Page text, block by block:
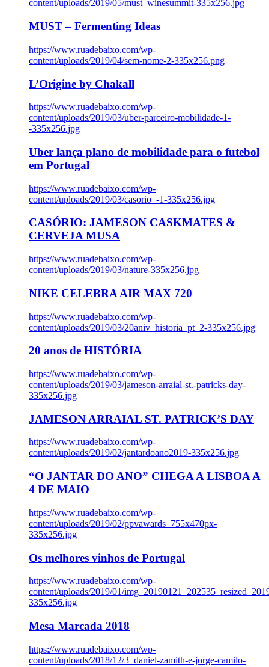
content/uploads/2019/05/must_winesummit-335x256.jpg
MUST – Fermenting Ideas
https://www.ruadebaixo.com/wp-
content/uploads/2019/04/sem-nome-2-335x256.png
L’Origine by Chakall
https://www.ruadebaixo.com/wp-
content/uploads/2019/03/uber-parceiro-mobilidade-1-
-335x256.jpg
Uber lança plano de mobilidade para o futebol
em Portugal
https://www.ruadebaixo.com/wp-
content/uploads/2019/03/casorio_-1-335x256.jpg
CASÓRIO: JAMESON CASKMATES &
CERVEJA MUSA
https://www.ruadebaixo.com/wp-
content/uploads/2019/03/nature-335x256.jpg
NIKE CELEBRA AIR MAX 720
https://www.ruadebaixo.com/wp-
content/uploads/2019/03/20aniv_historia_pt_2-335x256.jpg
20 anos de HISTÓRIA
https://www.ruadebaixo.com/wp-
content/uploads/2019/03/jameson-arraial-st.-patricks-day-
335x256.jpg
JAMESON ARRAIAL ST. PATRICK’S DAY
https://www.ruadebaixo.com/wp-
content/uploads/2019/02/jantardoano2019-335x256.jpg
“O JANTAR DO ANO” CHEGA A LISBOA A
4 DE MAIO
https://www.ruadebaixo.com/wp-
content/uploads/2019/02/ppvawards_755x470px-
335x256.jpg
Os melhores vinhos de Portugal
https://www.ruadebaixo.com/wp-
content/uploads/2019/01/
335x256.jpg
Mesa Marcada 2018
https://www.ruadebaixo.com/wp-
content/uploads/2018/12/3_daniel-zamith-e-jorge-camilo-